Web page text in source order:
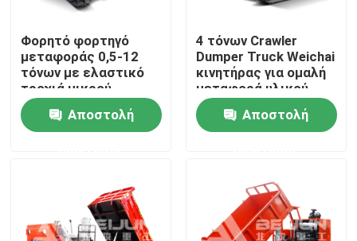
Σπίτι
Επαφές
Φορητό φορτηγό
μεταφοράς 0,5-12
τόνων με ελαστικό
τροχιά μικρού
μεγέθους Mini Crawler
φορτηγό μεταφοράς
Αποστολή
4 τόνων Crawler
Dumper Truck Weichai
κινητήρας για ομαλή
μεταφορά υλικού
Αποστολή